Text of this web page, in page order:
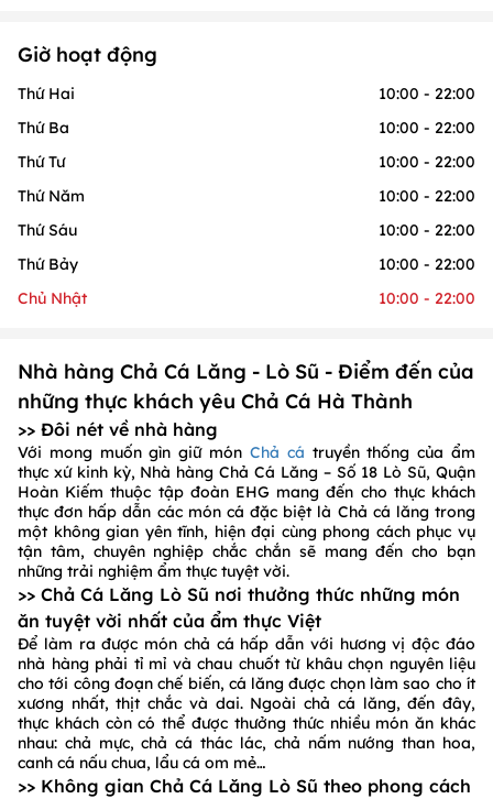
Giờ hoạt động
Thứ Hai
10:00 - 22:00
Thứ Ba
10:00 - 22:00
Thứ Tư
10:00 - 22:00
Thứ Năm
10:00 - 22:00
Thứ Sáu
10:00 - 22:00
Thứ Bảy
10:00 - 22:00
Chủ Nhật
10:00 - 22:00
Nhà hàng Chả Cá Lăng - Lò Sũ - Điểm đến của
những thực khách yêu Chả Cá Hà Thành
>> Đôi nét về nhà hàng
Với mong muốn gìn giữ món Chả cá truyền thống của ẩm
thực xứ kinh kỳ, Nhà hàng Chả Cá Lăng – Số 18 Lò Sũ, Quận
Hoàn Kiếm thuộc tập đoàn EHG mang đến cho thực khách
thực đơn hấp dẫn các món cá đặc biệt là Chả cá lăng trong
một không gian yên tĩnh, hiện đại cùng phong cách phục vụ
tận tâm, chuyên nghiệp chắc chắn sẽ mang đến cho bạn
những trải nghiệm ẩm thực tuyệt vời.
>> Chả Cá Lăng Lò Sũ nơi thưởng thức những món
ăn tuyệt vời nhất của ẩm thực Việt
Để làm ra được món chả cá hấp dẫn với hương vị độc đáo
nhà hàng phải tỉ mỉ và chau chuốt từ khâu chọn nguyên liệu
cho tới công đoạn chế biến, cá lăng được chọn làm sao cho ít
xương nhất, thịt chắc và dai. Ngoài chả cá lăng, đến đây,
thực khách còn có thể được thưởng thức nhiều món ăn khác
nhau: chả mực, chả cá thác lác, chả nấm nướng than hoa,
canh cá nấu chua, lẩu cá om mẻ…
>> Không gian Chả Cá Lăng Lò Sũ theo phong cách